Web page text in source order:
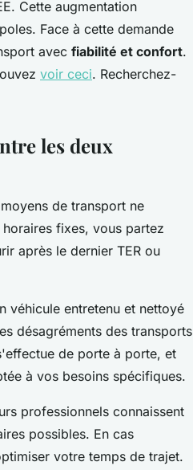
Cette augmentation
Face à cette demande
avec fiabilité et confort.
voir ceci. Recherchez-
les deux
de transport ne
fixes, vous partez
après le dernier TER ou
véhicule entretenu et nettoyé
désagréments des transports
de porte à porte, et
à vos besoins spécifiques.
professionnels connaissent
possibles. En cas
votre temps de trajet.